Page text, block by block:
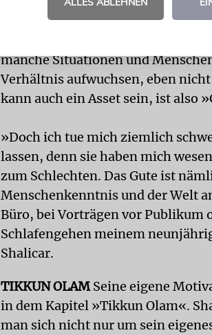
nur vergessen muss, und dann
manche Situationen und
Verhältnis aufwuchsen, eben
kann auch ein Asset sein, ist also
»Doch ich tue mich ziemlich
lassen, denn sie haben mich
zum Schlechten. Das Gute ist
Menschenkenntnis und der Welt
Büro, bei Vorträgen vor Publikum
Schlafengehen meinem
Shalicar.
TIKKUN OLAMSeine eigene
in dem Kapitel »Tikkun Olam«.
man sich nicht nur um sein